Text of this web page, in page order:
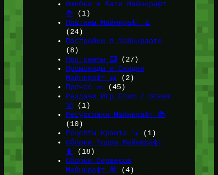
Ошибки и Баги Майнкрафт
🐞(1)
Плагины Майнкрафт ♨️
(24)
Постройки в Майнкрафте
(8)
Программы ⌨️(27)
Промокоды и Скидки
Майнкрафт 🎫
(2)
Прочее 🧱 (45)
Раздачи Игр Стим / Steam
🎲 (1)
Ресурспаки Майнкрафт 📚
(10)
Рецепты Крафта 🪚 (1)
Сборки Модов Майнкрафт
🧳
(18)
Сборки Серверов
Майнкрафт 🎁 (4)